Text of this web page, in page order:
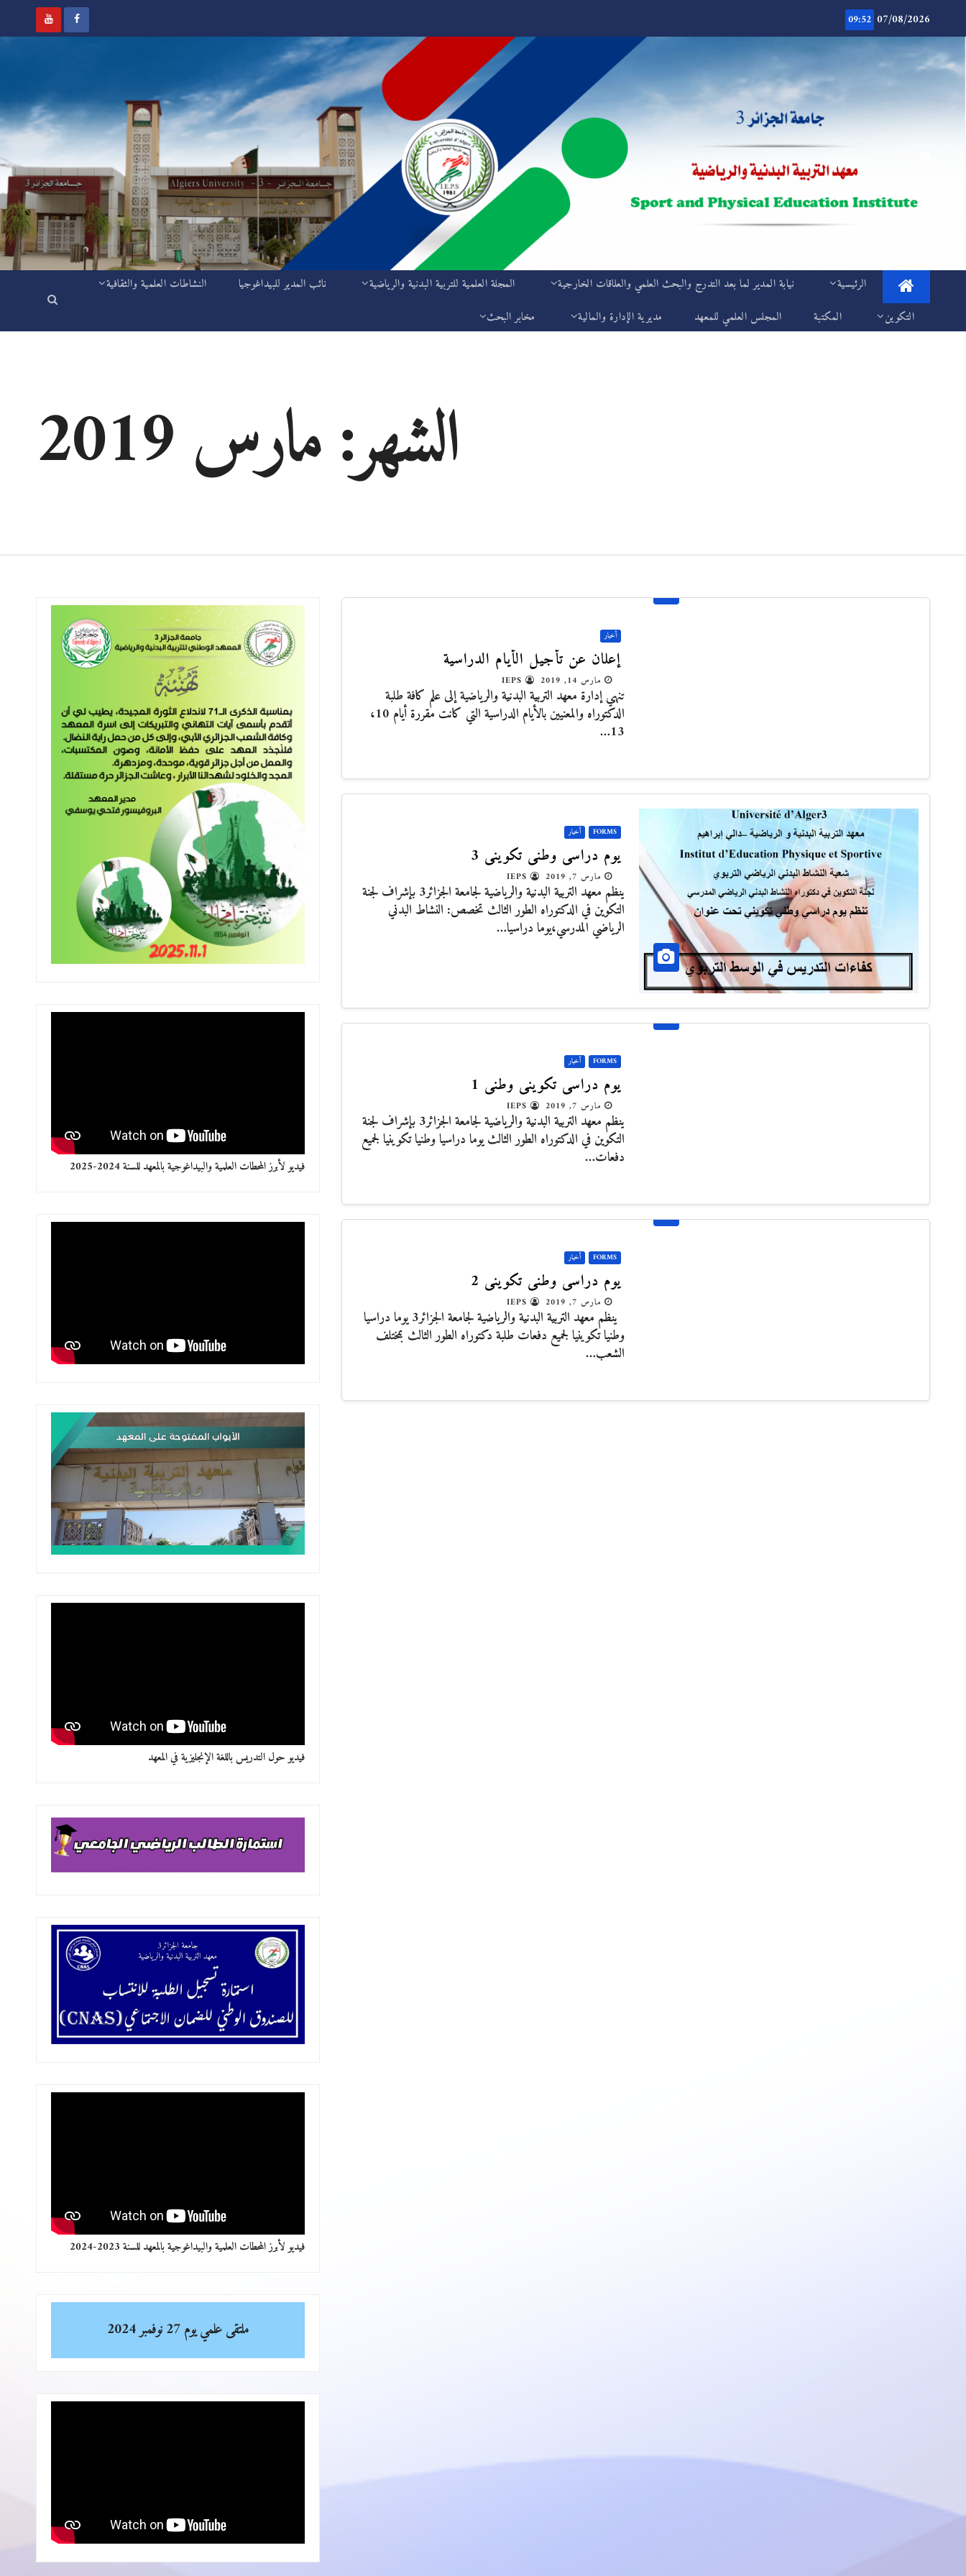
content
07/08/2026
09:52
.
الرئيسية نيابة المدير لما بعد التدرج والبحث العلمي والعلاقات الخارجية المجلة العلمية للتربية البدنية والرياضية نائب المدير للبيداغوجيا
النشاطات العلمية والثقافية
التكوين
المكتبة المجلس العلمي للمعهد مديرية الإدارة والمالية مخابر البحث
الشهر:مارس 2019
أخبار
إعلان عن تأجيل الأيام الدراسية
مارس 14, 2019 IEPS
تنهي إدارة معهد التربية البدنية والرياضية إلى علم كافة طلبة
الدكتوراه والمعنيين بالأيام الدراسية التي كانت مقررة أيام 10،
13…
FORMS أخبار
يوم دراسي وطني تكويني 3
مارس 7, 2019 IEPS
ينظم معهد التربية البدنية والرياضية لجامعة الجزائر3 بإشراف لجنة
التكوين في الدكتوراه الطور الثالث تخصص: النشاط البدني
الرياضي المدرسي،يوما دراسيا…
FORMS أخبار
يوم دراسي تكويني وطني 1
مارس 7, 2019 IEPS
ينظم معهد التربية البدنية والرياضية لجامعة الجزائر3 بإشراف لجنة
التكوين في الدكتوراه الطور الثالث يوما دراسيا وطنيا تكوينيا لجميع
دفعات…
FORMS أخبار
يوم دراسي وطني تكويني 2
مارس 7, 2019 IEPS
ينظم معهد التربية البدنية والرياضية لجامعة الجزائر3 يوما دراسيا
وطنيا تكوينيا لجميع دفعات طلبة دكتوراه الطور الثالث بمختلف
الشعب…
فيديو لأبرز المحطات العلمية والبيداغوجية بالمعهد للسنة 2024-2025
فيديو حول التدريس باللغة الإنجليزية في المعهد
فيديو لأبرز المحطات العلمية والبيداغوجية بالمعهد للسنة 2023-2024
ملتقى علمييوم 27 نوفمبر 2024